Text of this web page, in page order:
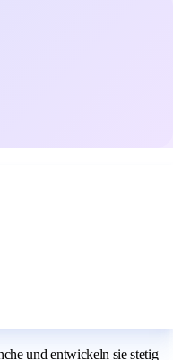
und entwickeln sie stetig